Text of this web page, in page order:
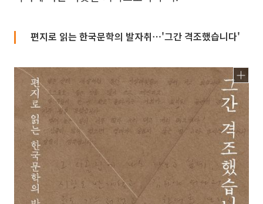
편지로 읽는 한국문학의 발자취⋯'그간 격조했습니다'